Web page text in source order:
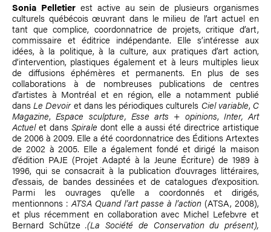
Sonia Pelletierest active au sein de plusieurs organismes
culturels québécois œuvrant dans le milieu de l’art actuel en
tant que complice, coordonnatrice de projets, critique d’art,
commissaire et éditrice indépendante. Elle s’intéresse aux
idées, à la politique, à la culture, aux pratiques d’art action,
d’intervention, plastiques également et à leurs multiples lieux
de diffusions éphémères et permanents. En plus de ses
collaborations à de nombreuses publications de centres
d’artistes à Montréal et en région, elle a notamment publié
dansLe Devoiret dans les périodiques culturels Ciel variable, C
Magazine,Espace sculpture, Esse arts + opinions, Inter, Art
Actuelet dans Spirale dont elle a aussi été directrice artistique
de 2006 à 2009. Elle a été coordonnatrice des Éditions Artextes
de 2002 à 2005. Elle a également fondé et dirigé la maison
d’édition PAJE (Projet Adapté à la Jeune Écriture) de 1989 à
1996, qui se consacrait à la publication d’ouvrages littéraires,
d’essais, de bandes dessinées et de catalogues d’exposition.
Parmi les ouvrages qu’elle a coordonnés et dirigés,
mentionnons : ATSA Quand l’art passe à l’action (ATSA, 2008),
et plus récemment en collaboration avec Michel Lefebvre et
Bernard Schütze.(La Société de Conservation du présent),